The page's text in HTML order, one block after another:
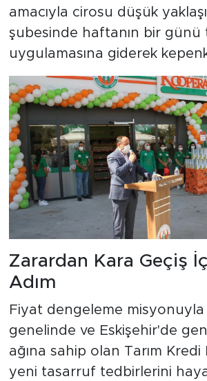
amacıyla cirosu düşük
şubesinde haftanın bir günü
uygulamasına giderek
Zarardan Kara Geçiş
Adım
Fiyat dengeleme misyonuyla
genelinde ve Eskişehir'de
ağına sahip olan Tarım Kredi
yeni tasarruf tedbirlerini